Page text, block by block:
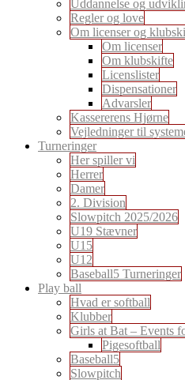
Uddannelse og
Regler og love
Om licenser og
Om licenser
Om klubskifte
Licenslister
Dispensationer
Advarsler
Kassererens Hjørne
Vejledninger til
Turneringer
Her spiller vi
Herrer
Damer
2. Division
Slowpitch 2025/2026
U19 Stævner
U15
U12
Baseball5 Turneringer
Play ball
Hvad er softball
Klubber
Girls at Bat – Events
Pigesoftball
Baseball5
Slowpitch